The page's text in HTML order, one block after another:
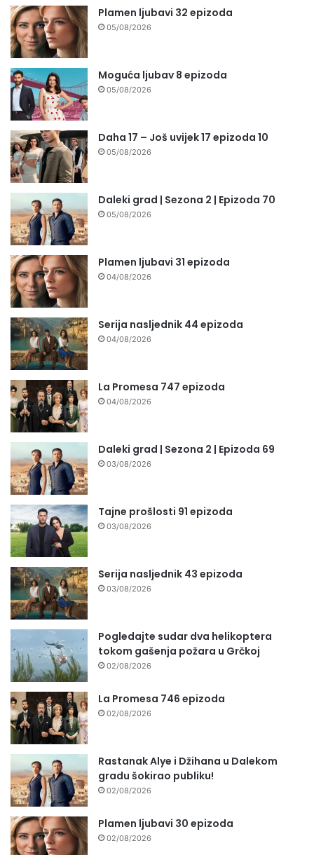
Plamen ljubavi 32 epizoda
05/08/2026
Moguća ljubav 8 epizoda
05/08/2026
Daha 17 – Još uvijek 17 epizoda 10
05/08/2026
Daleki grad | Sezona 2 | Epizoda 70
05/08/2026
Plamen ljubavi 31 epizoda
04/08/2026
Serija nasljednik 44 epizoda
04/08/2026
La Promesa 747 epizoda
04/08/2026
Daleki grad | Sezona 2 | Epizoda 69
03/08/2026
Tajne prošlosti 91 epizoda
03/08/2026
Serija nasljednik 43 epizoda
03/08/2026
Pogledajte sudar dva helikoptera
tokom gašenja požara u Grčkoj
02/08/2026
La Promesa 746 epizoda
02/08/2026
Rastanak Alye i Džihana u Dalekom
gradu šokirao publiku!
02/08/2026
Plamen ljubavi 30 epizoda
02/08/2026